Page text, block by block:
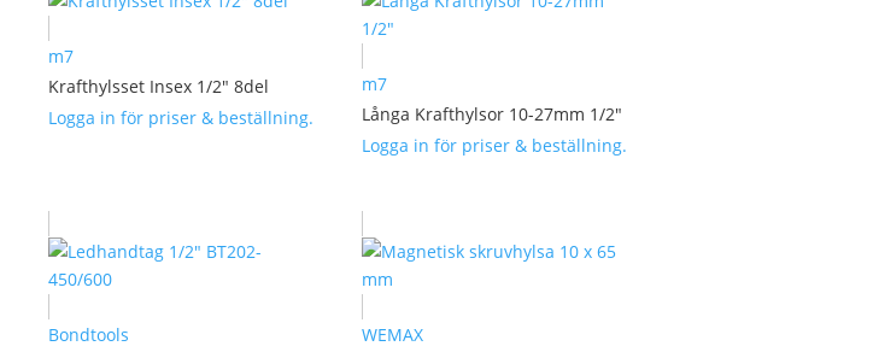
m7
Krafthylsset Insex 1/2″ 8del
Logga in för priser & beställning.
m7
Långa Krafthylsor 10-27mm 1/2″
Logga in för priser & beställning.
Bondtools
WEMAX